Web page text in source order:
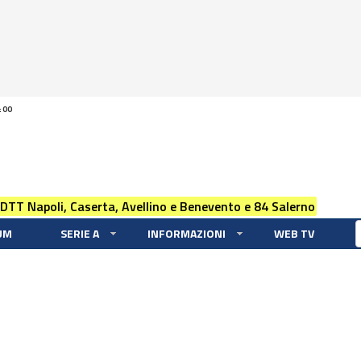
Napoli, Caserta, Avellino e Benevento e 84 Salerno
SERIE A INFORMAZIONI WEB TV